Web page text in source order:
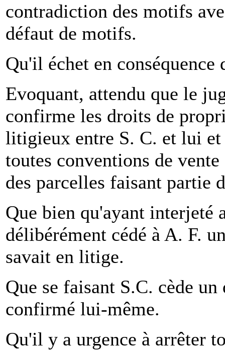
contradiction des motifs
défaut de motifs.
Qu'il échet en
Evoquant, attendu que le
confirme les droits de
litigieux entre S. C. et lui
toutes conventions de
des parcelles faisant partie
Que bien qu'ayant interjeté
délibérément cédé à A. F.
savait en litige.
Que se faisant S.C. cède
confirmé lui-même.
Qu'il y a urgence à arrêter